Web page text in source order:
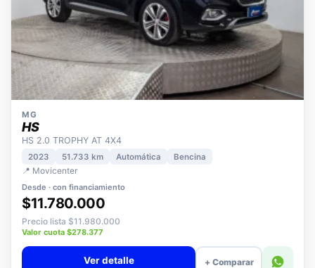
MG
HS
HS 2.0 TROPHY AT 4X4
2023 51.733 km
📍 Movicenter
Desde · con financiamiento
$11.780.000
Precio lista $11.980.000
Valor cuota $278.377